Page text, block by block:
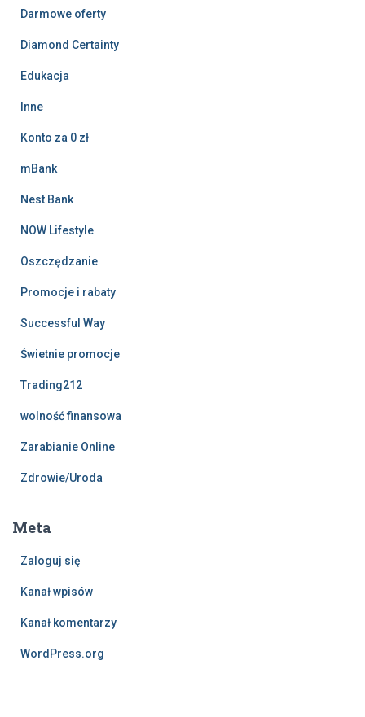
Darmowe oferty
Diamond Certainty
Edukacja
Inne
Konto za 0 zł
mBank
Nest Bank
NOW Lifestyle
Oszczędzanie
Promocje i rabaty
Successful Way
Świetnie promocje
Trading212
wolność finansowa
Zarabianie Online
Zdrowie/Uroda
Meta
Zaloguj się
Kanał wpisów
Kanał komentarzy
WordPress.org